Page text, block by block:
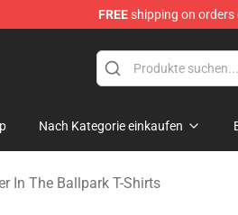
FREEshipping on orders
The Ballpark Merchandise Store
Nach Kategorie einkaufen
In The Ballpark T-Shirts